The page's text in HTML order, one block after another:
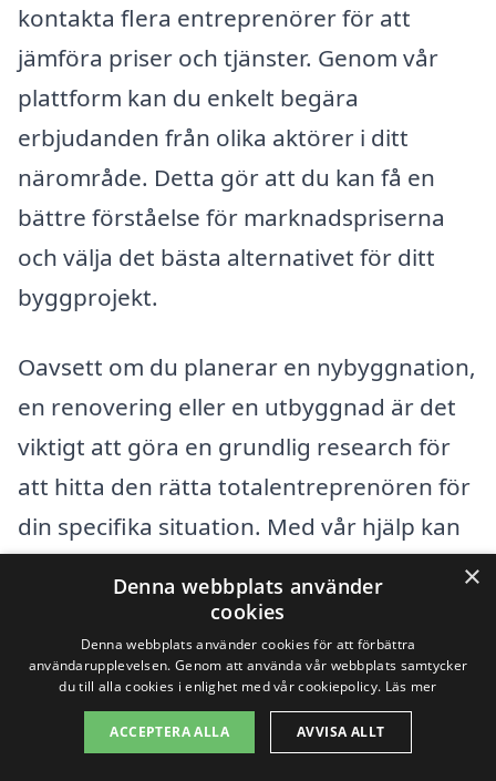
kontakta flera entreprenörer för att
jämföra priser och tjänster. Genom vår
plattform kan du enkelt begära
erbjudanden från olika aktörer i ditt
närområde. Detta gör att du kan få en
bättre förståelse för marknadspriserna
och välja det bästa alternativet för ditt
byggprojekt.
Oavsett om du planerar en nybyggnation,
en renovering eller en utbyggnad är det
viktigt att göra en grundlig research för
att hitta den rätta totalentreprenören för
din specifika situation. Med vår hjälp kan
du få en överblick över de olika företagen
som erbjuder totalentreprenad i
Eldsberga och hitta det bästa
erbjudandet för just ditt projekt.
×
Denna webbplats använder
cookies
Denna webbplats använder cookies för att förbättra
användarupplevelsen. Genom att använda vår webbplats samtycker
du till alla cookies i enlighet med vår cookiepolicy. Läs mer
ACCEPTERA ALLA AVVISA ALLT